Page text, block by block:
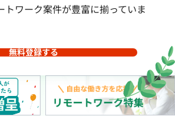
トワーク案件が豊富に揃っていま
無料登録する